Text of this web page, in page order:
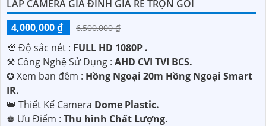
LẮP CAMERA GIA ĐÌNH GIÁ RẺ TRỌN GÓI
4,000,000 ₫
6,500,000 ₫
💯 Độ sắc nét : FULL HD 1080P .
⚒ Công Nghệ Sử Dụng : AHD CVI TVI BCS.
✪ Xem ban đêm : Hồng Ngoại 20m Hồng Ngoại Smart
IR.
👑 Thiết Kế Camera Dome Plastic.
️♚ Ưu Điểm : Thu hình Chất Lượng.